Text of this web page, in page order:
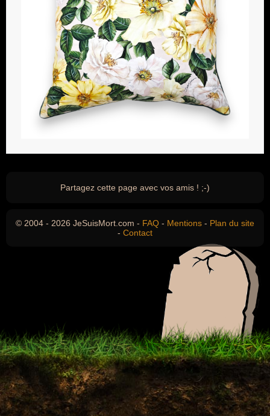
Partagez cette page avec vos amis ! ;-)
© 2004 - 2026 JeSuisMort.com - FAQ - Mentions - Plan du site
- Contact